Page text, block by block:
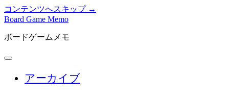
コンテンツへスキップ →
Board Game Memo
ボードゲームメモ
メ
アーカイブ